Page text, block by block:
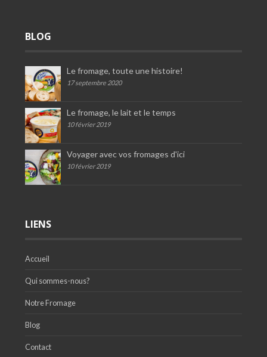
BLOG
Le fromage, toute une histoire!
17 septembre 2020
Le fromage, le lait et le temps
10 février 2019
Voyager avec vos fromages d'ici
10 février 2019
LIENS
Accueil
Qui sommes-nous?
Notre Fromage
Blog
Contact